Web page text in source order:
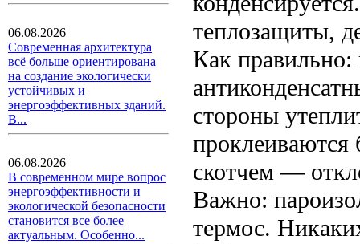
06.08.2026
Современная архитектура
всё больше ориентирована
на создание экологически
устойчивых и
энергоэффективных зданий.
В...
06.08.2026
В современном мире вопрос
энергоэффективности и
экологической безопасности
становится все более
актуальным. Особенно...
теплозащиты,
Как правильно:
стороны
проклеиваются
скотчем —
Важно:
термос.